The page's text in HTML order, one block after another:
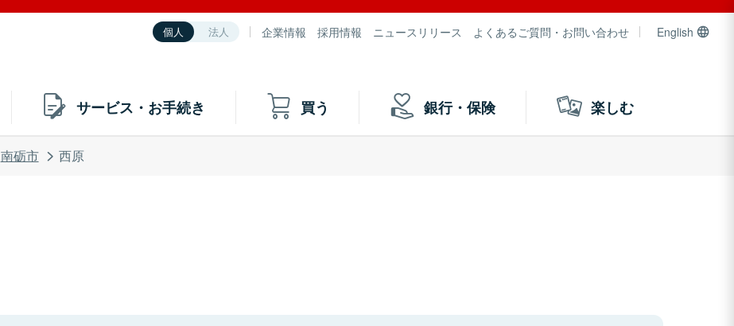
個人 法人 企業情報 採用情報 ニュースリリース よくあるご質問・お問い合わせ English
サービス・お手続き 買う 銀行・保険 楽しむ
南砺市 西原